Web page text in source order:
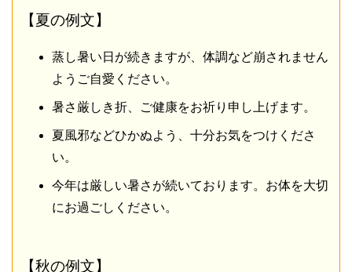
【夏の例文】
蒸し暑い日が続きますが、体調など崩されません
ようご自愛ください。
暑さ厳しき折、ご健康をお祈り申し上げます。
夏風邪などひかぬよう、十分お気をつけくださ
い。
今年は厳しい暑さが続いております。お体を大切
にお過ごしください。
【秋の例文】